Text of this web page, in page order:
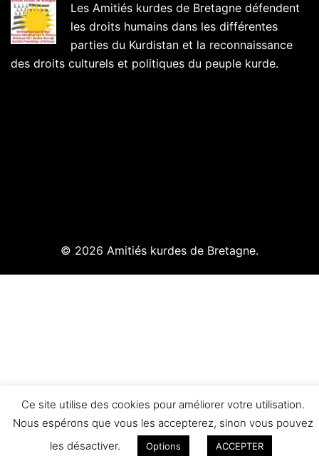
Les Amitiés kurdes de Bretagne défendent
les droits humains dans les différentes
parties du Kurdistan et la reconnaissance
des droits culturels et politiques du peuple kurde.
© 2026 Amitiés kurdes de Bretagne.
Ce site utilise des cookies pour améliorer votre utilisation.
Nous espérons que vous les accepterez, sinon vous pouvez
les désactiver.
Options ACCEPTER